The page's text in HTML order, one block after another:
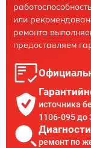
или
ремонта
предоставляем
источника
1106-095 до
ремонт по